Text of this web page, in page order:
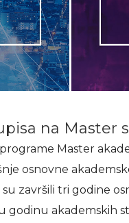
na
Master
osnovne
završili tri godine
godinu akademskih